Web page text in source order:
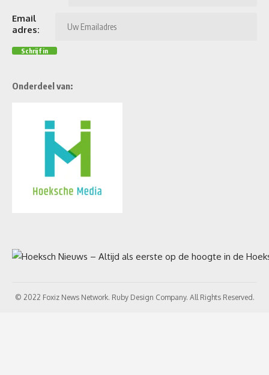
Email
adres:
Onderdeel van:
© 2022 Foxiz News Network. Ruby Design Company. All Rights Reserved.